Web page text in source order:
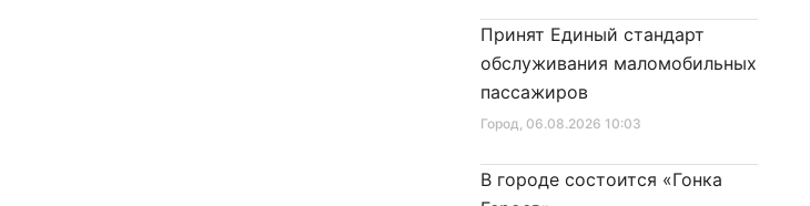
Город, 06.08.2026 10:03
Принят Единый стандарт
обслуживания маломобильных
пассажиров
В городе состоится «Гонка